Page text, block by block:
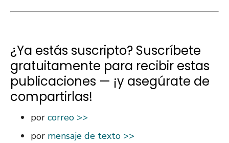
¿Ya estás suscripto? Suscríbete
gratuitamente para recibir estas
publicaciones — ¡y asegúrate de
compartirlas!
por correo >>
por mensaje de texto >>